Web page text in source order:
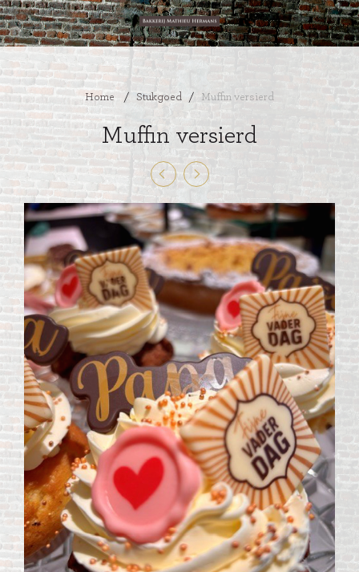
Home / Stukgoed / Muffin versierd
Muffin versierd